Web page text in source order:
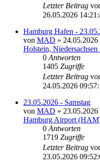
Letzter Beitrag
26.05.2026
Hamburg Hafen -
von MAD »
Holstein,
0 Antworten
1405 Zugriffe
Letzter Beitrag
24.05.2026
23.05.2026 - Samstag
von MAD »
Hamburg Airport
0 Antworten
1719 Zugriffe
Letzter Beitrag
23.05.2026